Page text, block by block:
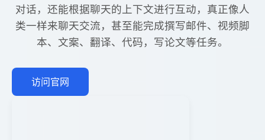
对话，还能根据聊天的上下文进行互动，真正像人
类一样来聊天交流，甚至能完成撰写邮件、视频脚
本、文案、翻译、代码，写论文等任务。
访问官网